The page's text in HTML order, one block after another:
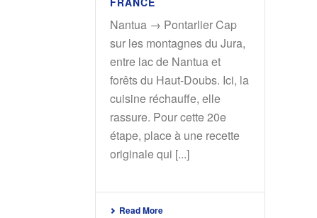
Nantua → Pontarlier Cap
sur les montagnes du Jura,
entre lac de Nantua et
forêts du Haut-Doubs. Ici, la
cuisine réchauffe, elle
rassure. Pour cette 20e
étape, place à une recette
originale qui [...]
Read More